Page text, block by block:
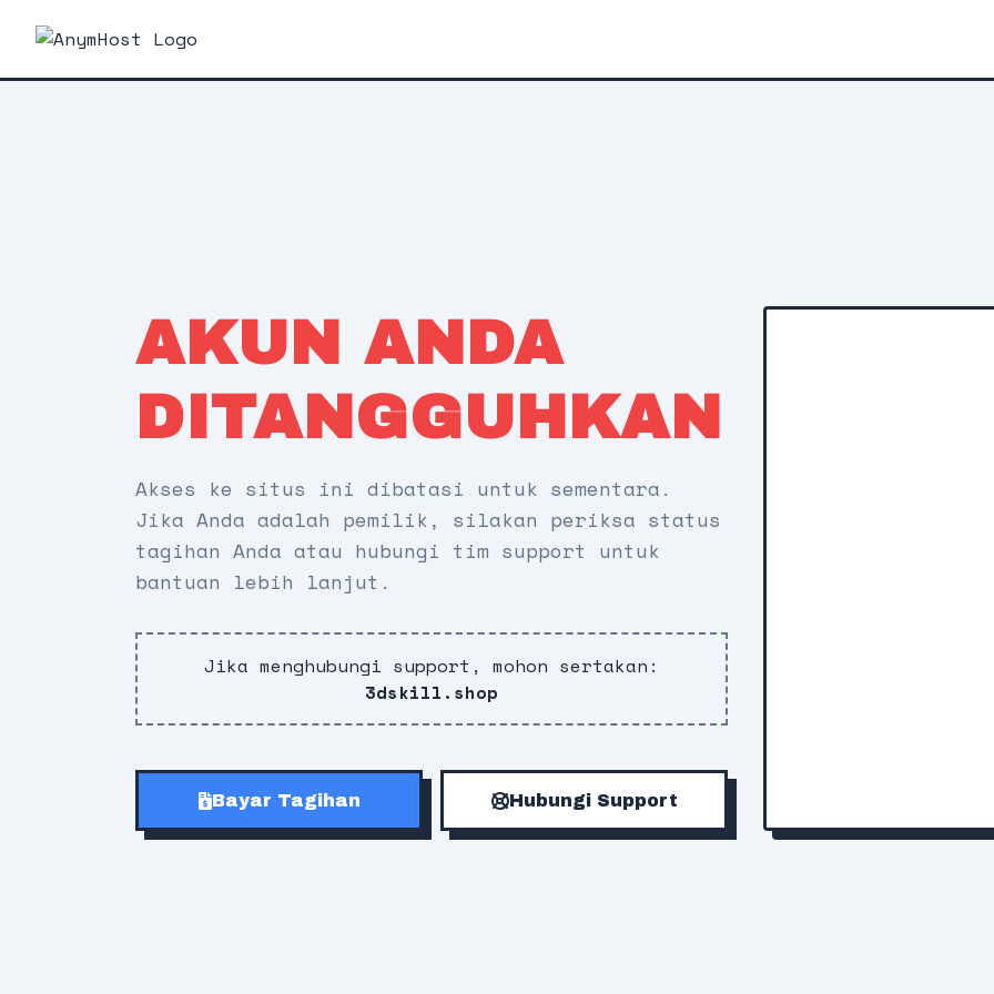
AKUN ANDA
DITANGGUHKAN
Akses ke situs ini dibatasi untuk sementara.
Jika Anda adalah pemilik, silakan periksa status
tagihan Anda atau hubungi tim support untuk
bantuan lebih lanjut.
Jika menghubungi support, mohon sertakan:
3dskill.shop
Bayar Tagihan Hubungi Support